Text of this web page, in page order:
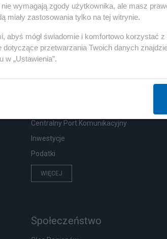
Centralny Port Komunikacyjny
Inwestycje
Podatki
WIĘCEJ
Społeczeństwo
wymagają zgody użytkownika, ale masz
miały zastosowania tylko na tej witrynie.
abyś mógł świadomie i komfortowo korzystać
dotyczące przetwarzania Twoich danych
w „Ustawienia”.